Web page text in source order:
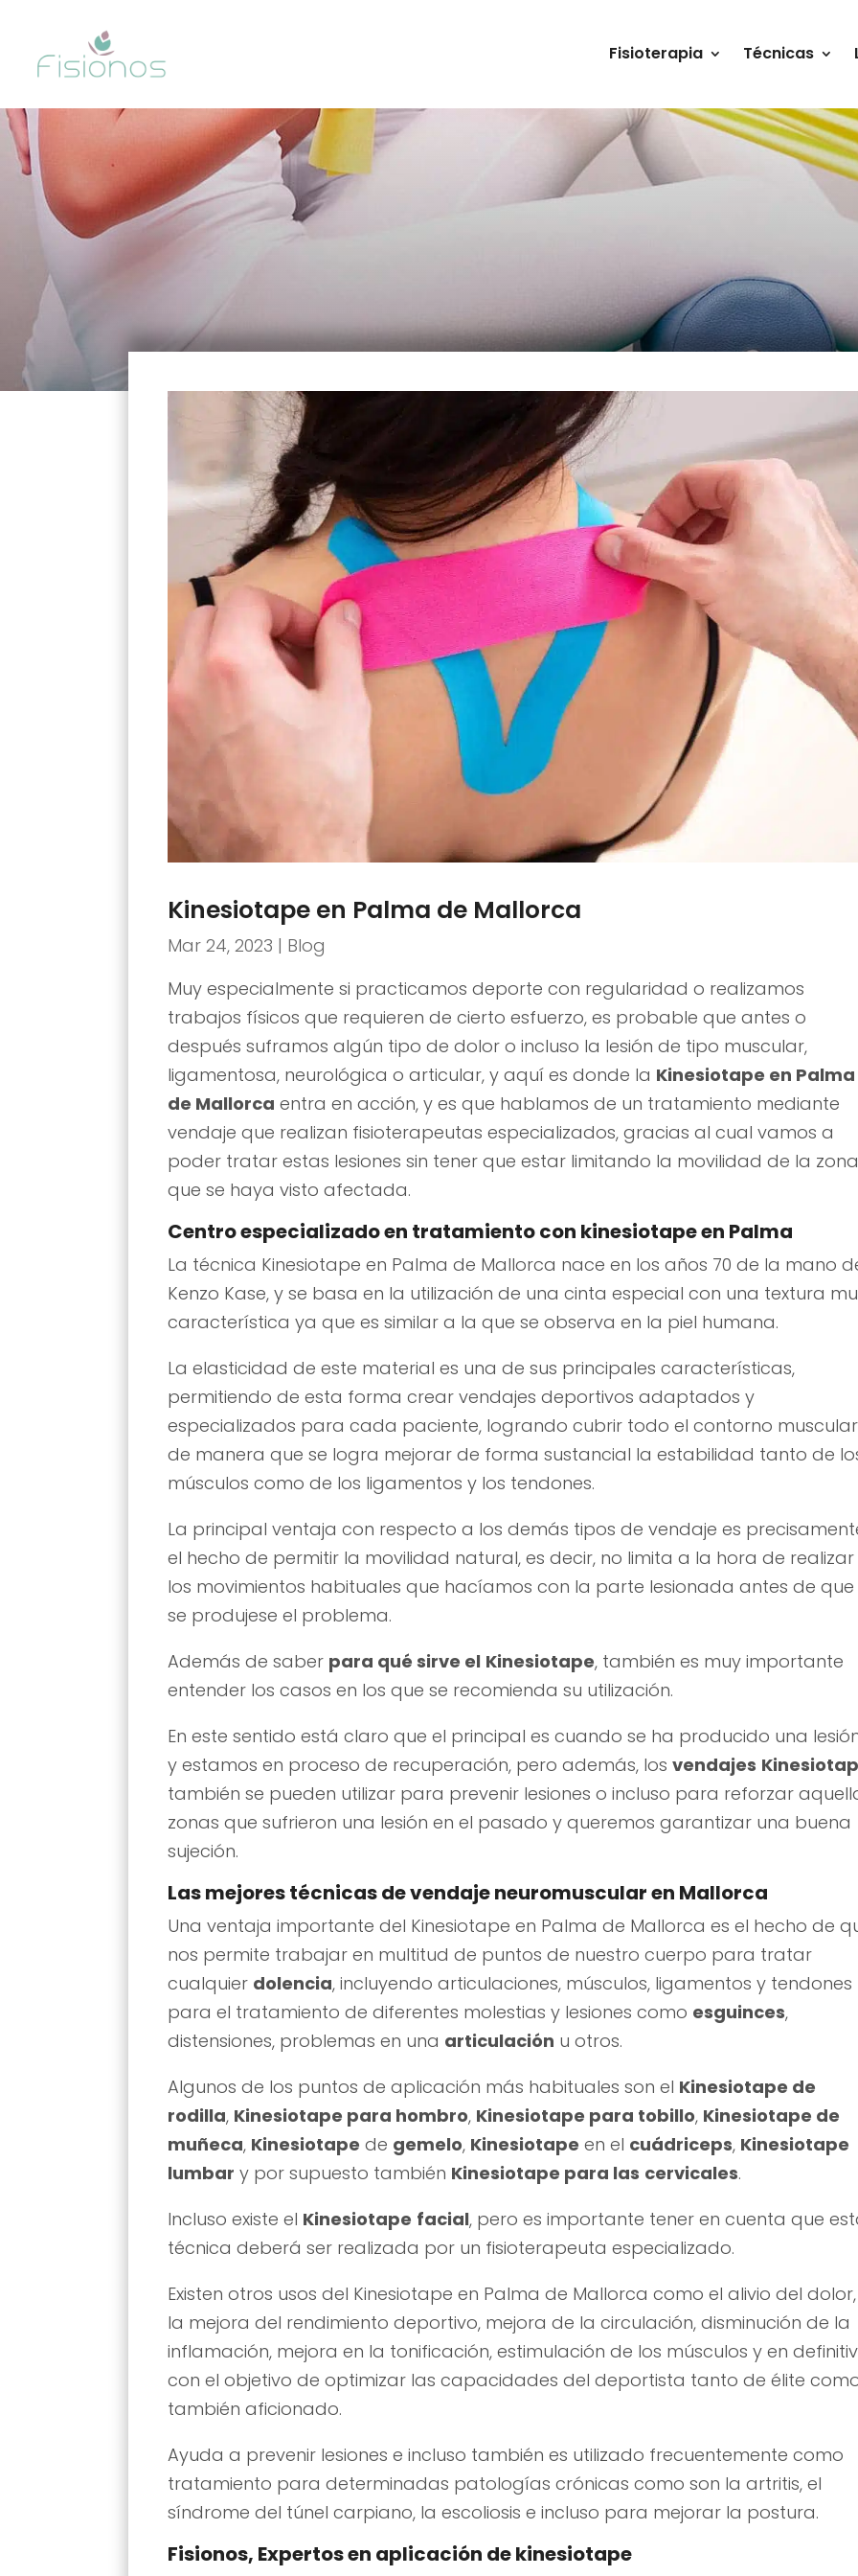
Fisioterapia Técnicas
Kinesiotape en Palma de Mallorca
Mar 24, 2023 | Blog
Muy especialmente si practicamos deporte con regularidad o realizamos
trabajos físicos que requieren de cierto esfuerzo, es probable que antes o
después suframos algún tipo de dolor o incluso la lesión de tipo muscular,
ligamentosa, neurológica o articular, y aquí es donde la Kinesiotape en Palma
de Mallorca entra en acción, y es que hablamos de un tratamiento mediante
vendaje que realizan fisioterapeutas especializados, gracias al cual vamos a
poder tratar estas lesiones sin tener que estar limitando la movilidad de la zona
que se haya visto afectada.
Centro especializado en tratamiento con kinesiotape en Palma
La técnica Kinesiotape en Palma de Mallorca nace en los años 70 de la mano
Kenzo Kase, y se basa en la utilización de una cinta especial con una textura
característica ya que es similar a la que se observa en la piel humana.
La elasticidad de este material es una de sus principales características,
permitiendo de esta forma crear vendajes deportivos adaptados y
especializados para cada paciente, logrando cubrir todo el contorno muscular
de manera que se logra mejorar de forma sustancial la estabilidad tanto de
músculos como de los ligamentos y los tendones.
La principal ventaja con respecto a los demás tipos de vendaje es
el hecho de permitir la movilidad natural, es decir, no limita a la hora de realizar
los movimientos habituales que hacíamos con la parte lesionada antes de que
se produjese el problema.
Además de saber para qué sirve el Kinesiotape, también es muy importante
entender los casos en los que se recomienda su utilización.
En este sentido está claro que el principal es cuando se ha producido una
y estamos en proceso de recuperación, pero además, los vendajes
también se pueden utilizar para prevenir lesiones o incluso para reforzar
zonas que sufrieron una lesión en el pasado y queremos garantizar una buena
sujeción.
Las mejores técnicas de vendaje neuromuscular en Mallorca
Una ventaja importante del Kinesiotape en Palma de Mallorca es el hecho de
nos permite trabajar en multitud de puntos de nuestro cuerpo para tratar
cualquier dolencia, incluyendo articulaciones, músculos, ligamentos y tendones
para el tratamiento de diferentes molestias y lesiones como esguinces,
distensiones, problemas en una articulación u otros.
Algunos de los puntos de aplicación más habituales son el Kinesiotape de
rodilla, Kinesiotape para hombro, Kinesiotape para tobillo, Kinesiotape de
muñeca, Kinesiotape de gemelo, Kinesiotape en el cuádriceps, Kinesiotape
lumbar y por supuesto también Kinesiotape para las cervicales.
Incluso existe el Kinesiotape facial, pero es importante tener en cuenta que
técnica deberá ser realizada por un fisioterapeuta especializado.
Existen otros usos del Kinesiotape en Palma de Mallorca como el alivio del dolor,
la mejora del rendimiento deportivo, mejora de la circulación, disminución de la
inflamación, mejora en la tonificación, estimulación de los músculos y en
con el objetivo de optimizar las capacidades del deportista tanto de élite
también aficionado.
Ayuda a prevenir lesiones e incluso también es utilizado frecuentemente como
tratamiento para determinadas patologías crónicas como son la artritis, el
síndrome del túnel carpiano, la escoliosis e incluso para mejorar la postura.
Fisionos, Expertos en aplicación de kinesiotape